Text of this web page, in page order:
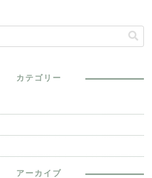
カテゴリー
アーカイブ